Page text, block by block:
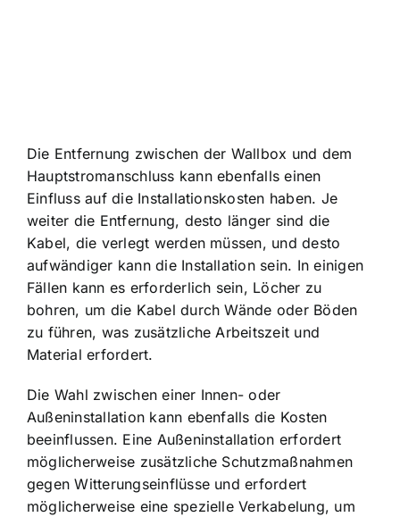
Die Entfernung zwischen der Wallbox und dem
Hauptstromanschluss kann ebenfalls einen
Einfluss auf die Installationskosten haben. Je
weiter die Entfernung, desto länger sind die
Kabel, die verlegt werden müssen, und desto
aufwändiger kann die Installation sein. In einigen
Fällen kann es erforderlich sein, Löcher zu
bohren, um die Kabel durch Wände oder Böden
zu führen, was zusätzliche Arbeitszeit und
Material erfordert.
Die Wahl zwischen einer Innen- oder
Außeninstallation kann ebenfalls die Kosten
beeinflussen. Eine Außeninstallation erfordert
möglicherweise zusätzliche Schutzmaßnahmen
gegen Witterungseinflüsse und erfordert
möglicherweise eine spezielle Verkabelung, um